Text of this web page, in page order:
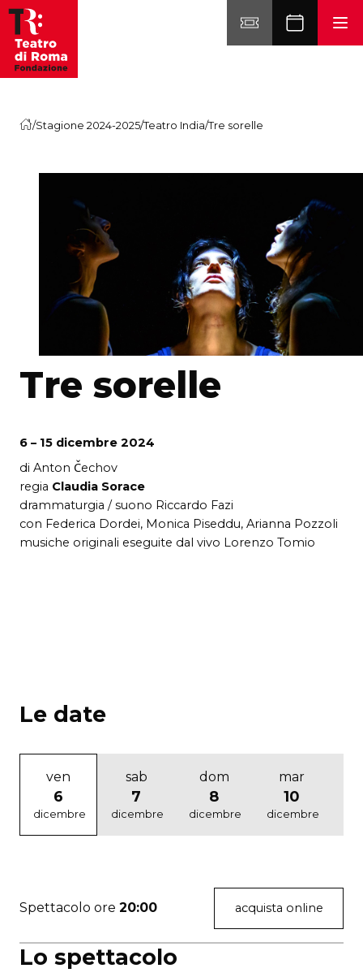
Vai al contenuto
/Stagione 2024-2025/Teatro India/Tre sorelle
Tre sorelle
6 – 15 dicembre 2024
di Anton Čechov
regia Claudia Sorace
drammaturgia / suono Riccardo Fazi
con Federica Dordei, Monica Piseddu, Arianna Pozzoli
musiche originali eseguite dal vivo Lorenzo Tomio
Lo spettacolo
Le date
ven
6
dicembre
sab
7
dicembre
dom
8
dicembre
mar
10
dicembre
Spettacolo ore 20:00 acquista online